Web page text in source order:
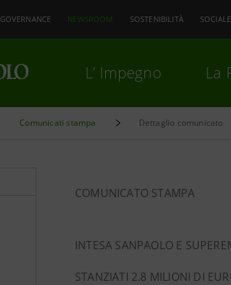
GOVERNANCE NEWSROOM SOSTENIBILITÀ SOCIALE
L’ Impegno La
Comunicati stampa Dettaglio comunicato
COMUNICATO STAMPA
INTESA SANPAOLO E
STANZIATI 2.8 MILIONI DI